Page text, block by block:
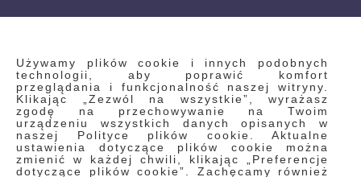
Używamy plików cookie i innych podobnych
technologii, aby poprawić komfort
przeglądania i funkcjonalność naszej witryny.
Klikając „Zezwól na wszystkie”, wyrażasz
zgodę na przechowywanie na Twoim
urządzeniu wszystkich danych opisanych w
naszej Polityce plików cookie. Aktualne
ustawienia dotyczące plików cookie można
zmienić w każdej chwili, klikając „Preferencje
dotyczące plików cookie”. Zachęcamy również
INFORMACJE
Regulamin
Polityka prywatności i pliki cookie
Wyszukiwane frazy